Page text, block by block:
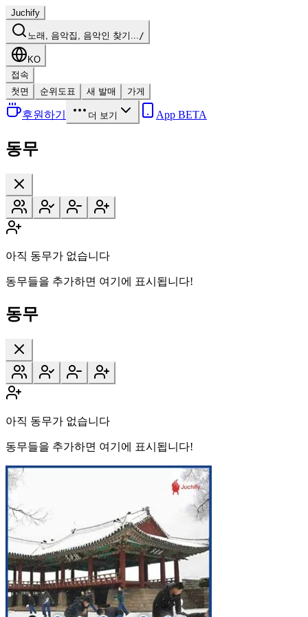
Juchify
노래, 음악집, 음악인 찾기.../
KO
접속
첫면
순위도표 새 발매 가게
후원하기 더 보기 App BETA
동무
아직 동무가 없습니다
동무들을 추가하면 여기에 표시됩니다!
동무
아직 동무가 없습니다
동무들을 추가하면 여기에 표시됩니다!